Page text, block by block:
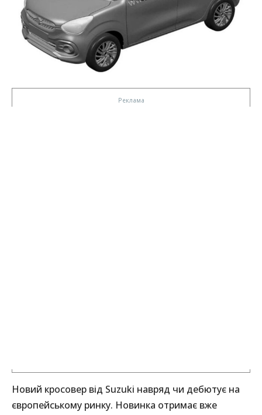
Новий кросовер від Suzuki навряд чи дебютує на
європейському ринку. Новинка отримає вже